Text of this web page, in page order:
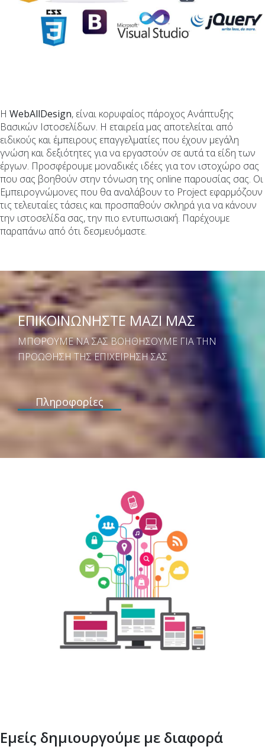
Η WebAllDesign, είναι κορυφαίος πάροχος Ανάπτυξης
Βασικών Ιστοσελίδων. Η εταιρεία μας αποτελείται από
ειδικούς και έμπειρους επαγγελματίες που έχουν μεγάλη
γνώση και δεξιότητες για να εργαστούν σε αυτά τα είδη των
έργων. Προσφέρουμε μοναδικές ιδέες για τον ιστοχώρο σας
που σας βοηθούν στην τόνωση της online παρουσίας σας. Οι
Εμπειρογνώμονες που θα αναλάβουν το Project εφαρμόζουν
τις τελευταίες τάσεις και προσπαθούν σκληρά για να κάνουν
την ιστοσελίδα σας, την πιο εντυπωσιακή. Παρέχουμε
παραπάνω από ότι δεσμευόμαστε.
ΕΠΙΚΟΙΝΩΝΗΣΤΕ ΜΑΖΙ ΜΑΣ
ΜΠΟΡΟΥΜΕ ΝΑ ΣΑΣ ΒΟΗΘΗΣΟΥΜΕ ΓΙΑ ΤΗΝ
ΠΡΟΩΘΗΣΗ ΤΗΣ ΕΠΙΧΕΙΡΗΣΗ ΣΑΣ
Πληροφορίες
Εμείς δημιουργούμε με διαφορά